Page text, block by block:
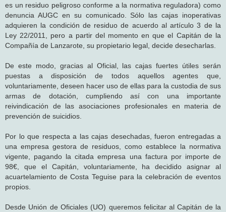
es un residuo peligroso conforme a la normativa reguladora) como
denuncia AUGC en su comunicado. Sólo las cajas inoperativas
adquieren la condición de residuo de acuerdo al artículo 3 de la
Ley 22/2011, pero a partir del momento en que el Capitán de la
Compañía de Lanzarote, su propietario legal, decide desecharlas.
De este modo, gracias al Oficial, las cajas fuertes útiles serán
puestas a disposición de todos aquellos agentes que,
voluntariamente, deseen hacer uso de ellas para la custodia de sus
armas de dotación, cumpliendo así con una importante
reivindicación de las asociaciones profesionales en materia de
prevención de suicidios.
Por lo que respecta a las cajas desechadas, fueron entregadas a
una empresa gestora de residuos, como establece la normativa
vigente, pagando la citada empresa una factura por importe de
98€, que el Capitán, voluntariamente, ha decidido asignar al
acuartelamiento de Costa Teguise para la celebración de eventos
propios.
Desde Unión de Oficiales (UO) queremos felicitar al Capitán de la